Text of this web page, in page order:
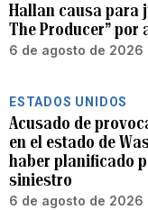
Hallan causa para
The Producer” por
6 de agosto de 2026
ESTADOS UNIDOS
Acusado de
en el estado de
haber planificado
siniestro
6 de agosto de 2026